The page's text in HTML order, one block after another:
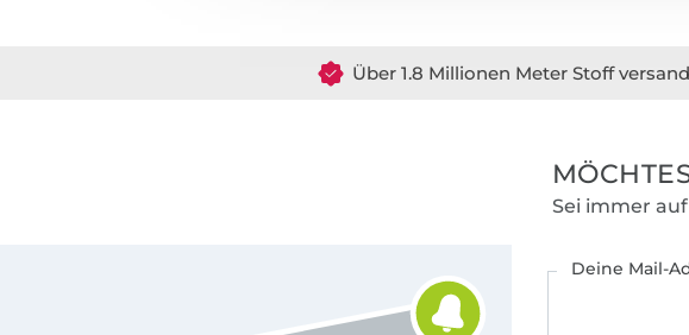
Über 1.8 Millionen Meter Stoff
Sei immer
Deine Mail-